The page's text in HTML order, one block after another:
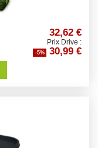
32,62 €
Prix Drive :
-5% 30,99 €